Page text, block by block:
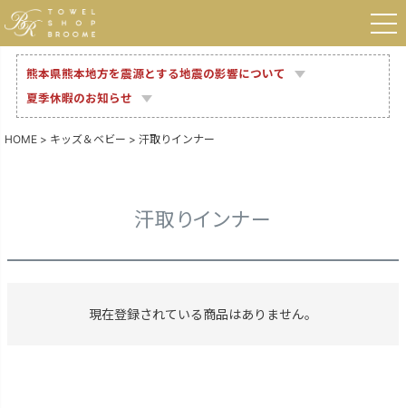
熊本県熊本地方を震源とする地震の影響について
夏季休暇のお知らせ
HOME キッズ＆ベビー 汗取りインナー
汗取りインナー
現在登録されている商品はありません。